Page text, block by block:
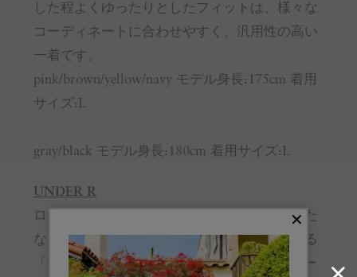
した程よくゆったりとしたフィットは、様々な
コーディネートに合わせやすく、汎用性の高い
一着です。
pink/brown/yellow/navy モデル身長:175cm 着用
サイズ:L
gray/black モデル身長:180cm 着用サイズ:L
UNDER R
ロンハーマンが次世代を担う若者たちへ、新た
なインスピレーションとカルチャーを発信する
「UNDER R」（アンダー アール）。ロンハー